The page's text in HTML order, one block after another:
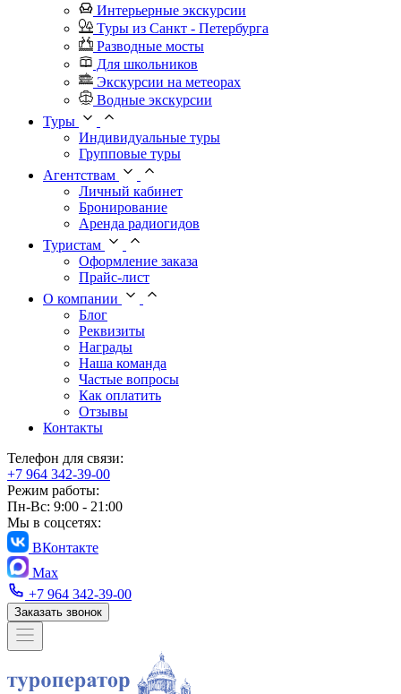
Интерьерные экскурсии
Туры из Санкт - Петербурга
Разводные мосты
Для школьников
Экскурсии на метеорах
Водные экскурсии
Туры
Индивидуальные туры
Групповые туры
Агентствам
Личный кабинет
Бронирование
Аренда радиогидов
Туристам
Оформление заказа
Прайс-лист
О компании
Блог
Реквизиты
Награды
Наша команда
Частые вопросы
Как оплатить
Отзывы
Контакты
Телефон для связи:
+7 964 342-39-00
Режим работы:
Пн-Вс: 9:00 - 21:00
Мы в соцсетях:
ВКонтакте
Max
+7 964 342-39-00
Заказать звонок